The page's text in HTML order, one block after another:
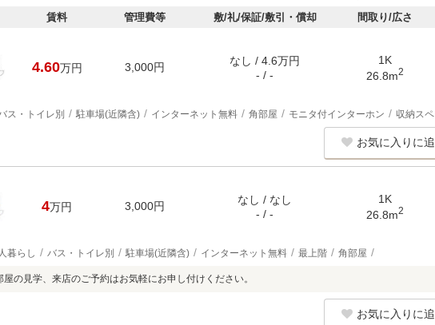
賃料 管理費等 敷/礼/保証/敷引・償却 間取り/広さ
4.60万円 3,000円
なし / 4.6万円
- / -
1K
26.8m2
ス・トイレ別 駐車場(近隣含) インターネット無料 角部屋 モニタ付インターホン 収納ス
お気に入りに
4万円 3,000円
なし / なし
- / -
1K
26.8m2
暮らし バス・トイレ別 駐車場(近隣含) インターネット無料 最上階 角部屋
屋の見学、来店のご予約はお気軽にお申し付けください。
お気に入りに